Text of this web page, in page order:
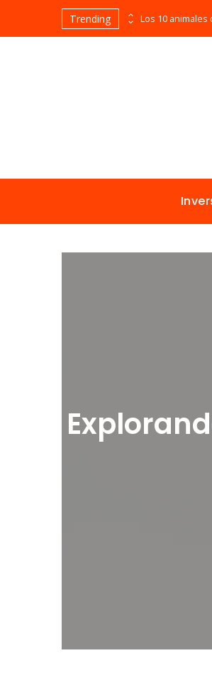
Trending Las empresas que alcanzaron los picos más altos en valor bursátil histórico